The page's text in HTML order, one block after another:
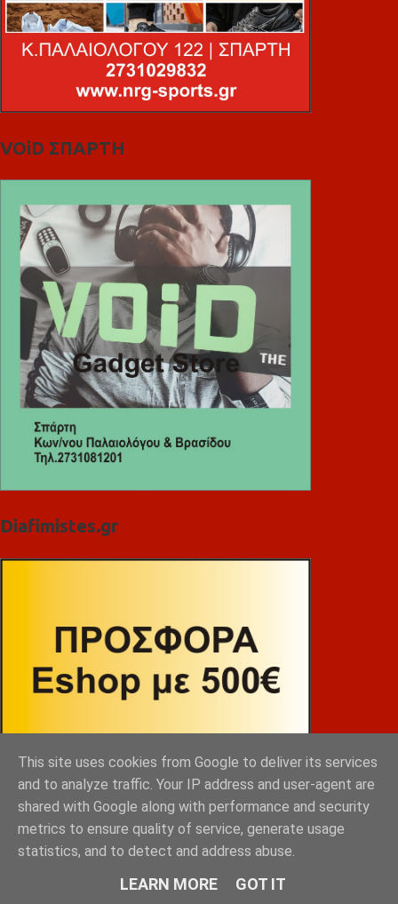
VOiD ΣΠΑΡΤΗ
Diafimistes.gr
This site uses cookies from Google to deliver its services
and to analyze traffic. Your IP address and user-agent are
shared with Google along with performance and security
metrics to ensure quality of service, generate usage
statistics, and to detect and address abuse.
LEARN MORE GOT IT